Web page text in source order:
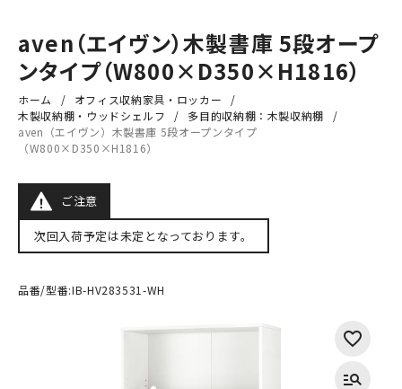
aven（エイヴン）木製書庫 5段オープ
ンタイプ（W800×D350×H1816）
ホーム
オフィス収納家具・ロッカー
木製収納棚・ウッドシェルフ
多目的収納棚：木製収納棚
aven（エイヴン）木製書庫 5段オープンタイプ
（W800×D350×H1816）
ご注意
次回入荷予定は未定となっております。
品番/型番:IB-HV283531-WH